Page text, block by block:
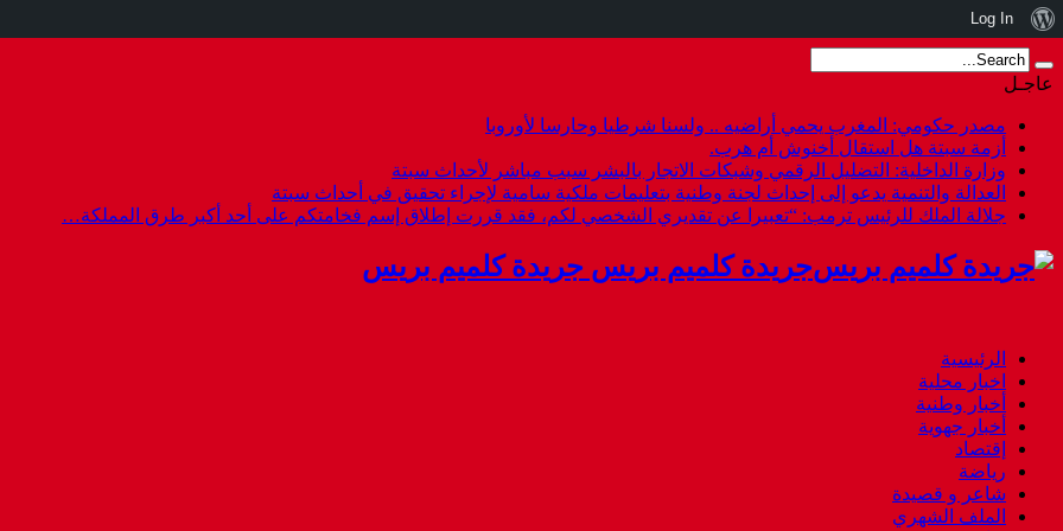
عاجـل
مصدر حكومي: المغرب يحمي أراضيه .. ولسنا شرطيا وحارسا لأوروبا
أزمة سبتة هل استقال أخنوش أم هرب.
وزارة الداخلية: التضليل الرقمي وشبكات الاتجار بالبشر سبب مباشر لأحداث سبتة
العدالة والتنمية يدعو إلى إحداث لجنة وطنية بتعليمات ملكية سامية لإجراء تحقيق في أحداث سبتة
جلالة الملك للرئيس ترمب: “تعبيرا عن تقديري الشخصي لكم، فقد قررت إطلاق إسم فخامتكم على أحد أكبر طرق المملكة…
جريدة كلميم بريس جريدة كلميم بريس
الرئيسية
اخبار محلية
أخبار وطنية
أخبار جهوية
إقتصاد
رياضة
شاعر و قصيدة
الملف الشهري
نبذة
عن
ووردبريس
Log In